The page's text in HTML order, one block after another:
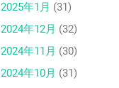
2025年1月 (31)
2024年12月 (32)
2024年11月 (30)
2024年10月 (31)